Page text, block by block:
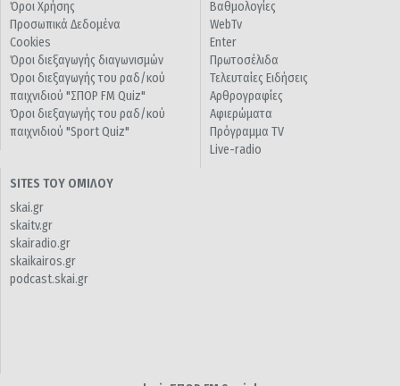
Όροι Χρήσης
Προσωπικά Δεδομένα
Cookies
Όροι διεξαγωγής διαγωνισμών
Όροι διεξαγωγής του ραδ/κού
παιχνιδιού "ΣΠΟΡ FM Quiz"
Όροι διεξαγωγής του ραδ/κού
παιχνιδιού "Sport Quiz"
Βαθμολογίες
WebTv
Enter
Πρωτοσέλιδα
Τελευταίες Ειδήσεις
Αρθρογραφίες
Αφιερώματα
Πρόγραμμα TV
Live-radio
SITES ΤΟΥ ΟΜΙΛΟΥ
skai.gr
skaitv.gr
skairadio.gr
skaikairos.gr
podcast.skai.gr